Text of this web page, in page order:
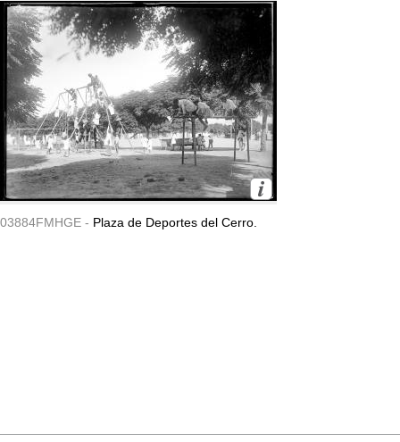
03884FMHGE - Plaza de Deportes del Cerro.